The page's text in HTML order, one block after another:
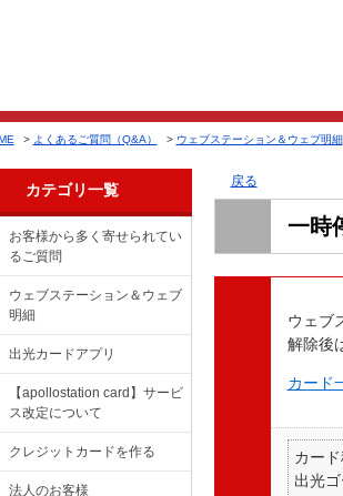
> よくあるご質問（Q&A） > ウェブステーション＆ウェブ明細
カテゴリ一覧
お客様から多く寄せられてい
るご質問
ウェブステーション＆ウェブ
明細
出光カードアプリ
【apollostation card】サービ
ス改定について
クレジットカードを作る
法人のお客様
戻る
一時
ウェブ
解除後
カード
カード
出光